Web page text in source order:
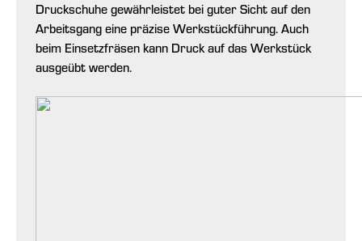
Druckschuhe gewährleistet bei guter Sicht auf den
Arbeitsgang eine präzise Werkstückführung. Auch
beim Einsetzfräsen kann Druck auf das Werkstück
ausgeübt werden.